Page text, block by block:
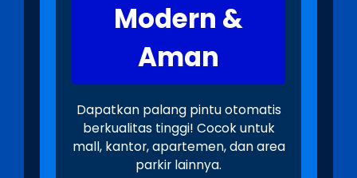
Modern &
Aman
Dapatkan palang pintu otomatis
berkualitas tinggi! Cocok untuk
mall, kantor, apartemen, dan area
parkir lainnya.